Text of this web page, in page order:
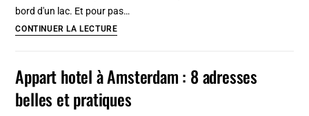
C’est
cher
!
bord d'un lac. Et pour pas…
CONTINUER LA LECTURECamping
:
9
Appart hotel à Amsterdam : 8 adresses
belles et pratiques